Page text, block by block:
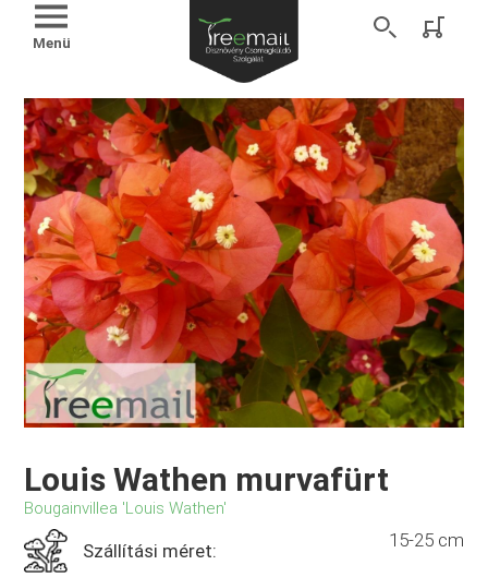
Menü
Louis Wathen murvafürt
Bougainvillea 'Louis Wathen'
Szállítási méret: 15-25 cm